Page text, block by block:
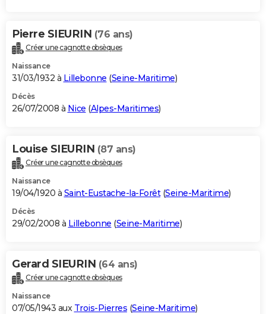
Pierre SIEURIN (76 ans)
Créer une cagnotte obsèques
Naissance
31/03/1932 à Lillebonne (Seine-Maritime)
Décès
26/07/2008 à Nice (Alpes-Maritimes)
Louise SIEURIN (87 ans)
Créer une cagnotte obsèques
Naissance
19/04/1920 à Saint-Eustache-la-Forêt(Seine-Maritime)
Décès
29/02/2008 à Lillebonne (Seine-Maritime)
Gerard SIEURIN (64 ans)
Créer une cagnotte obsèques
Naissance
07/05/1943 aux Trois-Pierres (Seine-Maritime)